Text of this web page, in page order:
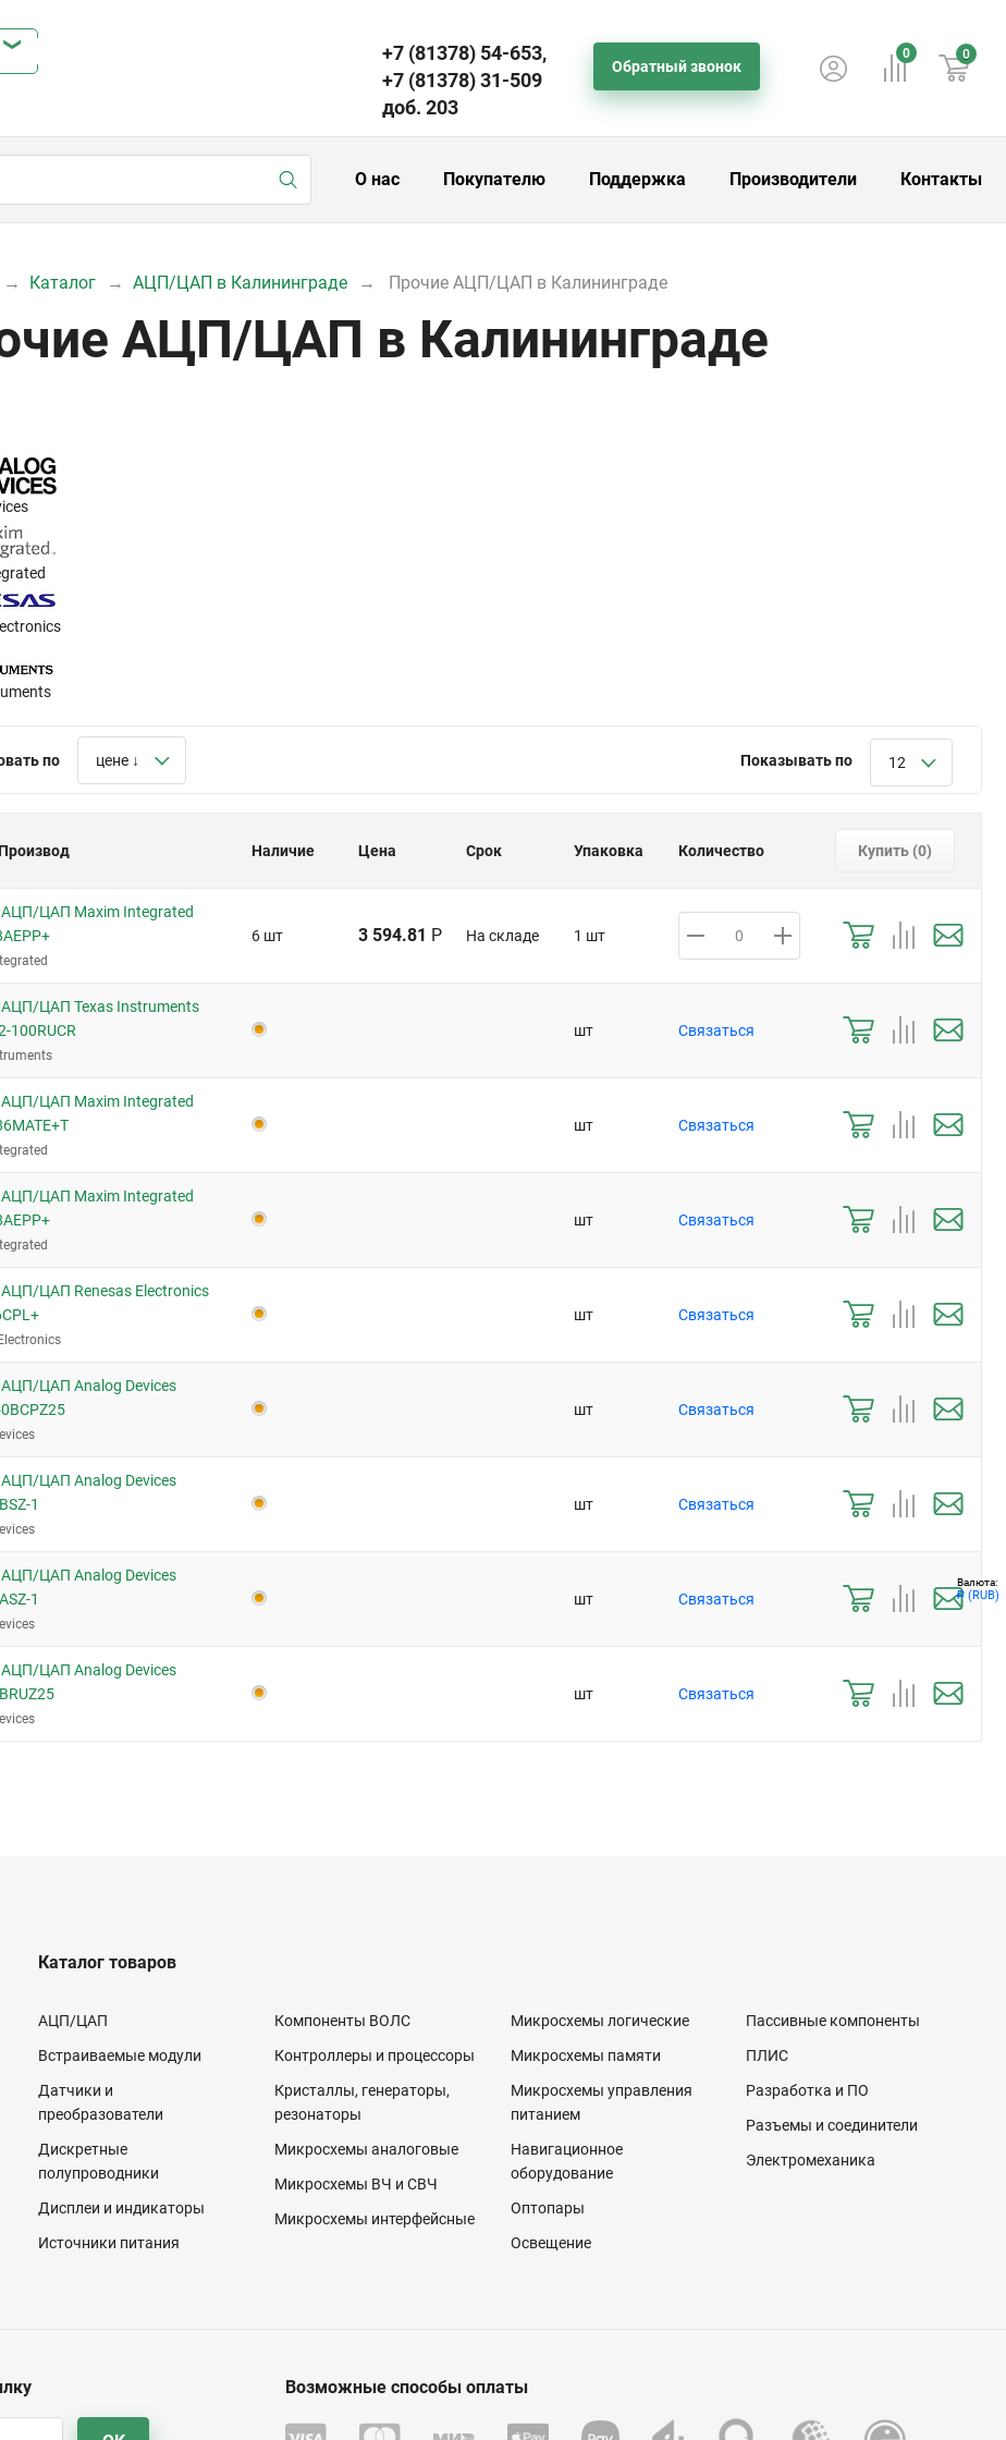
Валюта:
Р (RUB)
+7 (81378) 54-653,
+7 (81378) 31-509
доб. 203
Обратный звонок
0 0
О нас Покупателю Поддержка Производители Контакты
Каталог АЦП/ЦАП в Калининграде Прочие АЦП/ЦАП в Калининграде
АЦП/ЦАП в Калининграде
по цене ↓ Показывать по 12
Наличие Цена Срок Упаковка Количество Купить (0)
АЦП/ЦАП Maxim Integrated
6 шт 3 594.81 Р На складе 1 шт
ЦАП Texas Instruments
100RUCR
шт Связаться
АЦП/ЦАП Maxim Integrated
шт Связаться
АЦП/ЦАП Maxim Integrated
шт Связаться
ЦАП Renesas Electronics
шт Связаться
ЦАП Analog Devices
шт Связаться
ЦАП Analog Devices
1
шт Связаться
ЦАП Analog Devices
1
шт Связаться
ЦАП Analog Devices
шт Связаться
Каталог товаров
АЦП/ЦАП
Встраиваемые модули
Датчики и
преобразователи
Дискретные
полупроводники
Дисплеи и индикаторы
Источники питания
Компоненты ВОЛС
Контроллеры и процессоры
Кристаллы, генераторы,
резонаторы
Микросхемы аналоговые
Микросхемы ВЧ и СВЧ
Микросхемы интерфейсные
Микросхемы логические
Микросхемы памяти
Микросхемы управления
питанием
Навигационное
оборудование
Оптопары
Освещение
Пассивные компоненты
ПЛИС
Разработка и ПО
Разъемы и соединители
Электромеханика
Возможные способы оплаты